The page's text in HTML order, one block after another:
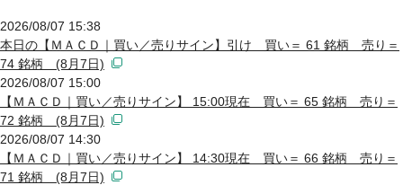
2026/08/07 15:38
本日の【ＭＡＣＤ｜買い／売りサイン】引け 買い＝ 61 銘柄 売り＝
74 銘柄 (8月7日)
2026/08/07 15:00
【ＭＡＣＤ｜買い／売りサイン】 15:00現在 買い＝ 65 銘柄 売り＝
72 銘柄 (8月7日)
2026/08/07 14:30
【ＭＡＣＤ｜買い／売りサイン】 14:30現在 買い＝ 66 銘柄 売り＝
71 銘柄 (8月7日)